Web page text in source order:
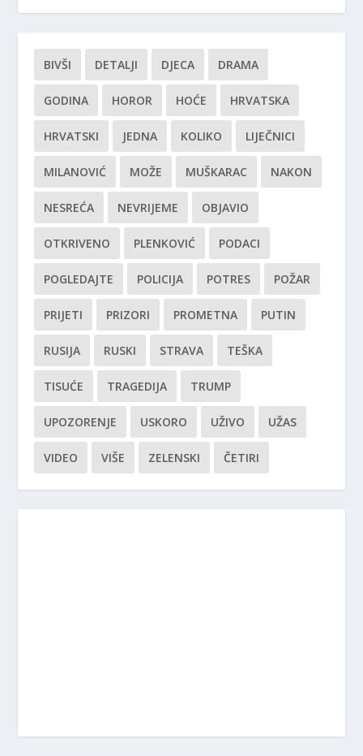
BIVŠI DETALJI DJECA DRAMA
GODINA HOROR HOĆE HRVATSKA
HRVATSKI JEDNA KOLIKO LIJEČNICI
MILANOVIĆ MOŽE MUŠKARAC NAKON
NESREĆA NEVRIJEME OBJAVIO
OTKRIVENO PLENKOVIĆ PODACI
POGLEDAJTE POLICIJA POTRES POŽAR
PRIJETI PRIZORI PROMETNA PUTIN
RUSIJA RUSKI STRAVA TEŠKA
TISUĆE TRAGEDIJA TRUMP
UPOZORENJE USKORO UŽIVO UŽAS
VIDEO VIŠE ZELENSKI ČETIRI